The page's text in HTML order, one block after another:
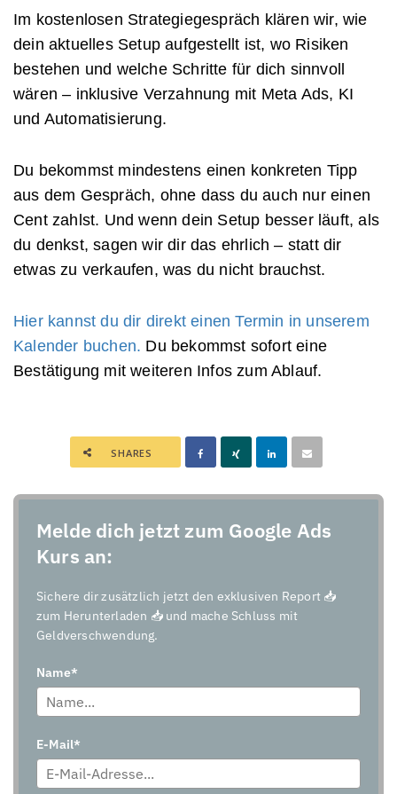
Im kostenlosen Strategiegespräch klären wir, wie
dein aktuelles Setup aufgestellt ist, wo Risiken
bestehen und welche Schritte für dich sinnvoll
wären – inklusive Verzahnung mit Meta Ads, KI
und Automatisierung.
Du bekommst mindestens einen konkreten Tipp
aus dem Gespräch, ohne dass du auch nur einen
Cent zahlst. Und wenn dein Setup besser läuft, als
du denkst, sagen wir dir das ehrlich – statt dir
etwas zu verkaufen, was du nicht brauchst.
Hier kannst du dir direkt einen Termin in unserem
Kalender buchen. Du bekommst sofort eine
Bestätigung mit weiteren Infos zum Ablauf.
SHARES
Melde dich jetzt zum Google Ads
Kurs an:
Sichere dir zusätzlich jetzt den exklusiven Report 📥
zum Herunterladen 📥 und mache Schluss mit
Geldverschwendung.
Name*
E-Mail*